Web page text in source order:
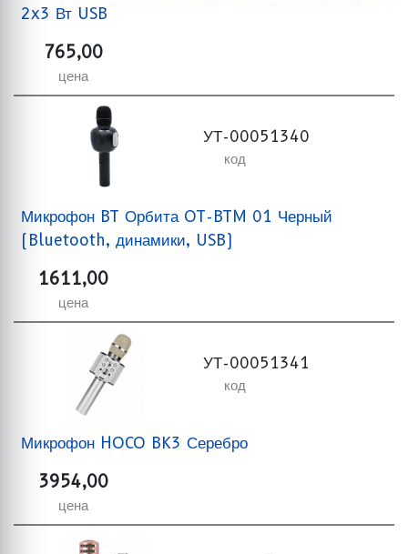
2x3 Вт USB
765,00
цена
УТ-00051340
код
Микрофон BT Орбита OT-BTM 01 Черный
(Bluetooth, динамики, USB)
1611,00
цена
УТ-00051341
код
Микрофон HOCO BK3 Серебро
3954,00
цена